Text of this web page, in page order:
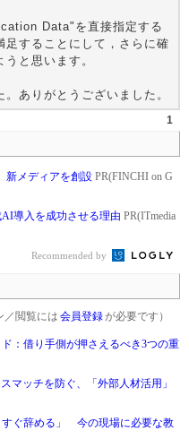
Data"を直接指定する
足することにして，さらに確
と思います。
ありがとうございました。
1
新メディアを創設 PR(FINCHI on G
導入を成功させる理由 PR(ITmedia
Recommended by
／閲覧には 会員登録が必要です）
：借り手側が押さえるべき3つの重
マッチを防ぐ、「外部人材活用」
すぐ辞める」 今の現場に必要な教